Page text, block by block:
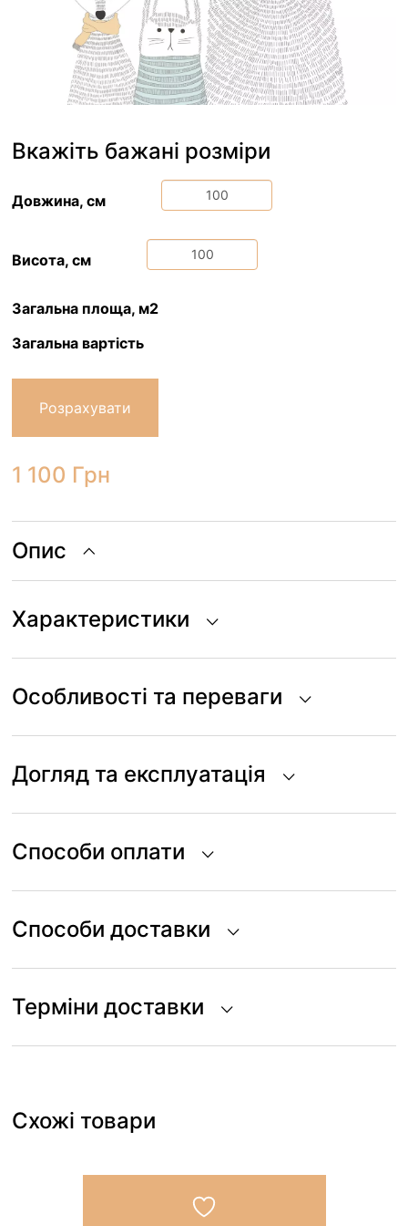
Вкажіть бажані розміри
Довжина, см
Висота, см
Загальна площа, м2
Загальна вартість
Розрахувати
1 100 Грн
Опис
Характеристики
Особливості та переваги
Догляд та експлуатація
Способи оплати
Способи доставки
Терміни доставки
Схожі товари